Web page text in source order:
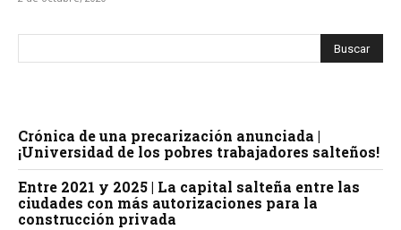
Crónica de una precarización anunciada |
¡Universidad de los pobres trabajadores salteños!
Entre 2021 y 2025 | La capital salteña entre las
ciudades con más autorizaciones para la
construcción privada